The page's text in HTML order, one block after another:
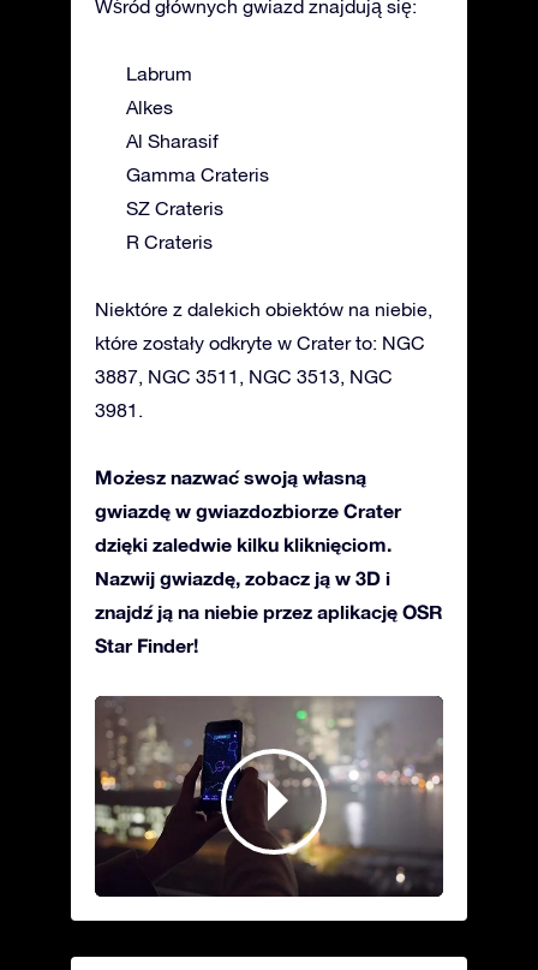
Wśród głównych gwiazd znajdują się:
Labrum
Alkes
Al Sharasif
Gamma Crateris
SZ Crateris
R Crateris
Niektóre z dalekich obiektów na niebie,
które zostały odkryte w Crater to: NGC
3887, NGC 3511, NGC 3513, NGC
3981.
Możesz nazwać swoją własną
gwiazdę w gwiazdozbiorze Crater
dzięki zaledwie kilku kliknięciom.
Nazwij gwiazdę, zobacz ją w 3D i
znajdź ją na niebie przez aplikację OSR
Star Finder!